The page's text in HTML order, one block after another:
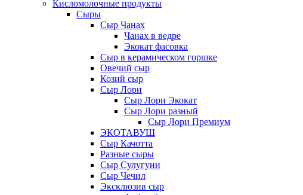
Кисломолочные продукты
Сыры
Сыр Чанах
Чанах в ведре
Экокат фасовка
Сыр в керамическом горшке
Овечий сыр
Козий сыр
Сыр Лори
Сыр Лори Экокат
Сыр Лори разный
Сыр Лори Премиум
ЭКОТАВУШ
Сыр Качотта
Разные сыры
Сыр Сулугуни
Сыр Чечил
Эксклюзив сыр